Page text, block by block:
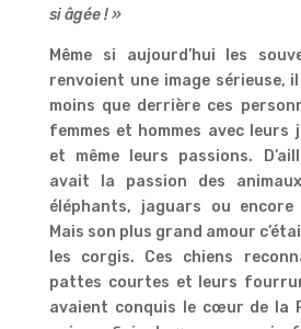
si âgée ! »
Même si aujourd’hui les
renvoient une image sérieuse, il
moins que derrière ces
femmes et hommes avec leurs
et même leurs passions.
avait la passion des
éléphants, jaguars ou
Mais son plus grand amour
les corgis. Ces chiens
pattes courtes et leurs
avaient conquis le cœur de la